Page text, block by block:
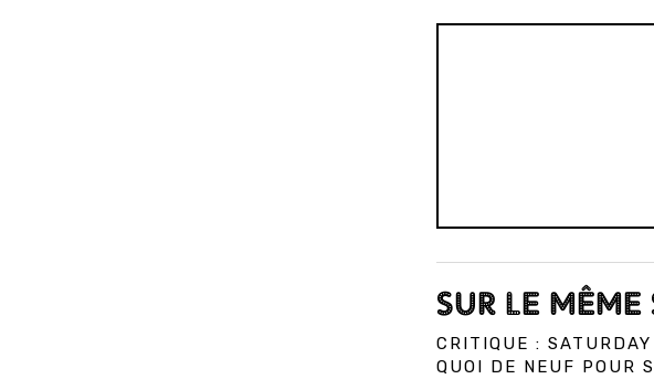
SUR LE MÊME
CRITIQUE :
QUOI DE NEUF POUR